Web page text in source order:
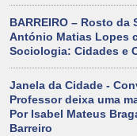
BARREIRO – Rosto da
António Matias Lopes
Sociologia: Cidades e
Janela da Cidade -
Professor deixa uma
Por Isabel Mateus
Barreiro